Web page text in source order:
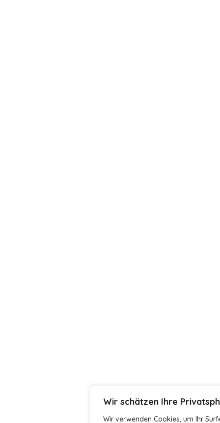
Wir schätzen Ihre
Wir verwenden Cookies, um Ihr